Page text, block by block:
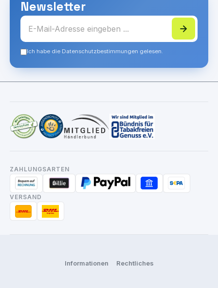
Newsletter
Ich habe die Datenschutzbestimmungen gelesen.
ZAHLUNGSARTEN
VERSAND
Informationen Rechtliches